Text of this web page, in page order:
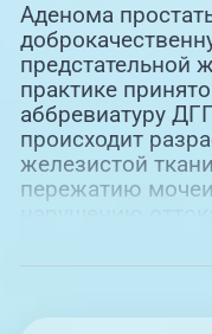
Аденома
предстательной
практике
аббревиатуру
происходит
железистой
пережатию
Возникающие